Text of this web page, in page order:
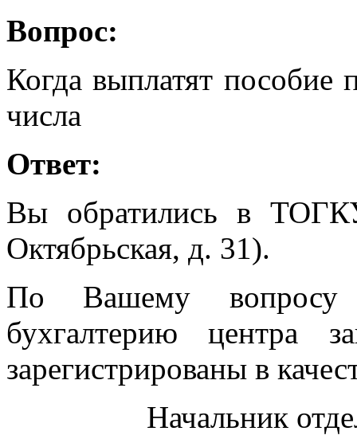
Вопрос:
Когда выплатят пособие
числа
Ответ:
Вы обратились в
Октябрьская, д. 31).
По Вашему вопросу
бухгалтерию центра
зарегистрированы в
Начальник